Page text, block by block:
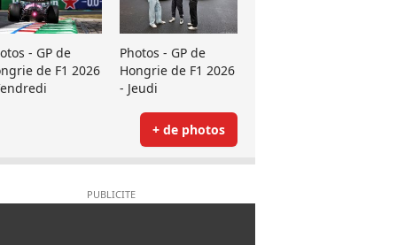
- GP de
de F1 2026
Photos - GP de
Hongrie de F1 2026
- Jeudi
+ de photos